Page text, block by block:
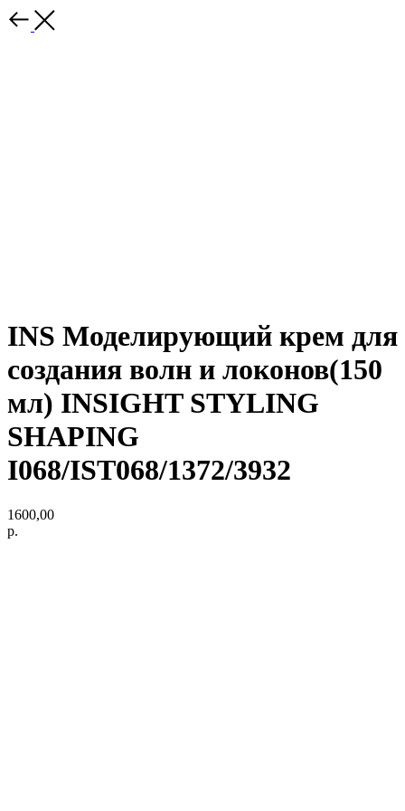
INS Моделирующий крем для
создания волн и локонов(150
мл) INSIGHT STYLING
SHAPING
I068/IST068/1372/3932
1600,00
р.